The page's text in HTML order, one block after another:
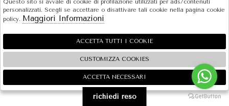
SOLE S.R.L.
SHOPPING
EXTRA
2026 SOLE S.R.L. - P.iva : 07456781215 Powered byAteliersocietàgruppo Zucchetti
🍪
richiedi reso
Questo sito si avvale di cookie di profilazione utilizzati per ads/contenuti
personalizzati. Scegli se accettare o disattivare tali cookie nella pagina cookie
policy. Maggiori Informazioni
ACCETTA TUTTI I COOKIE
CUSTOMIZZA COOKIES
ACCETTA NECESSARI